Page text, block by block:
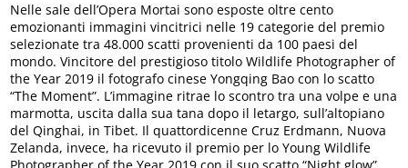
Nelle sale dell’Opera Mortai sono esposte oltre cento
emozionanti immagini vincitrici nelle 19 categorie del premio
selezionate tra 48.000 scatti provenienti da 100 paesi del
mondo. Vincitore del prestigioso titolo Wildlife Photographer of
the Year 2019 il fotografo cinese Yongqing Bao con lo scatto
“The Moment”. L’immagine ritrae lo scontro tra una volpe e una
marmotta, uscita dalla sua tana dopo il letargo, sull’altopiano
del Qinghai, in Tibet. Il quattordicenne Cruz Erdmann, Nuova
Zelanda, invece, ha ricevuto il premio per lo Young Wildlife